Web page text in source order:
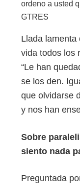
ordeno a usted
GTRES
Llada lamenta
vida todos los
“Le han
se los den.
que olvidarse
y nos han
Sobre
siento nada
Preguntada